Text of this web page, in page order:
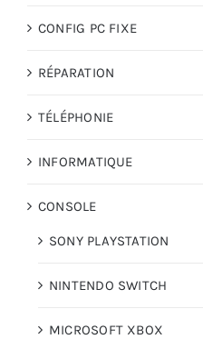
CONFIG PC FIXE
RÉPARATION
TÉLÉPHONIE
INFORMATIQUE
CONSOLE
SONY PLAYSTATION
NINTENDO SWITCH
MICROSOFT XBOX